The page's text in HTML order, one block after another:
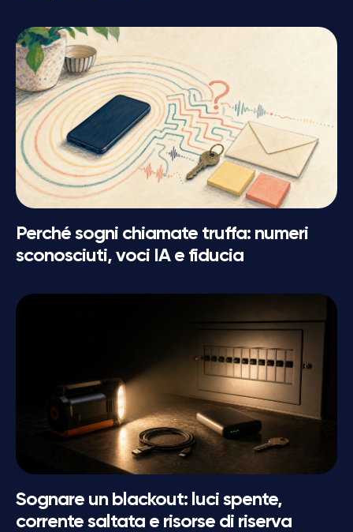
Perché sogni chiamate truffa: numeri
sconosciuti, voci IA e fiducia
Sognare un blackout: luci spente,
corrente saltata e risorse di riserva